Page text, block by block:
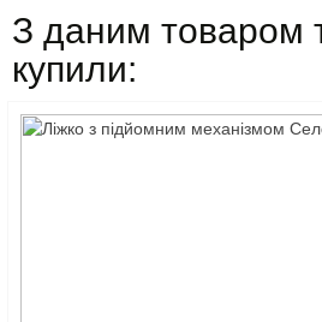
З даним товаром
купили: